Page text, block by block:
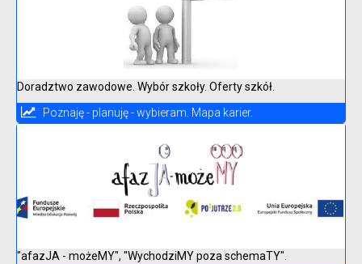
Doradztwo zawodowe. Wybór szkoły. Oferty szkół.
Poznaję - planuję - wybieram. Mapa karier.
"afazJA - możeMY", "WychodziMY poza schemaTY".